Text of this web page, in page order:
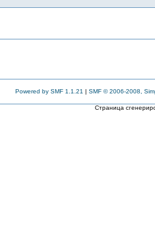
Powered by SMF 1.1.21 | SMF © 2006-2008,
Страница